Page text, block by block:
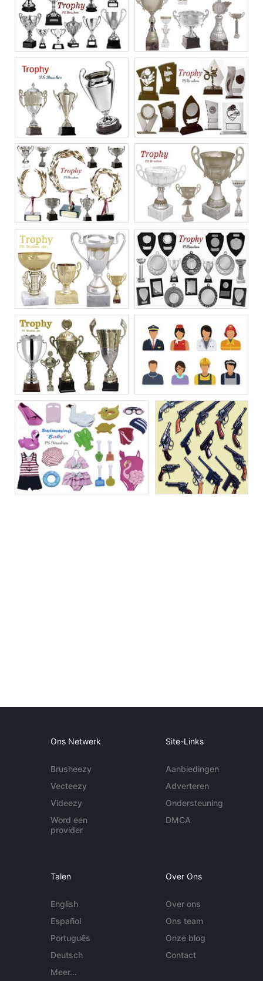
Ons Netwerk
Brusheezy
Vecteezy
Videezy
Word een
provider
Site-Links
Aanbiedingen
Adverteren
Ondersteuning
DMCA
Talen
English
Español
Português
Deutsch
Meer...
Over Ons
Over ons
Ons team
Onze blog
Contact